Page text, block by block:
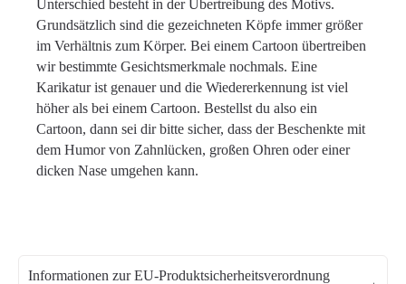
Unterschied besteht in der Übertreibung des Motivs.
Grundsätzlich sind die gezeichneten Köpfe immer größer
im Verhältnis zum Körper. Bei einem Cartoon übertreiben
wir bestimmte Gesichtsmerkmale nochmals. Eine
Karikatur ist genauer und die Wiedererkennung ist viel
höher als bei einem Cartoon. Bestellst du also ein
Cartoon, dann sei dir bitte sicher, dass der Beschenkte mit
dem Humor von Zahnlücken, großen Ohren oder einer
dicken Nase umgehen kann.
Informationen zur EU-Produktsicherheitsverordnung